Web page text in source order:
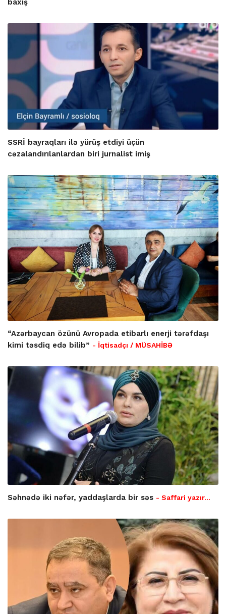
baxış
SSRİ bayraqları ilə yürüş etdiyi üçün
cəzalandırılanlardan biri jurnalist imiş
“Azərbaycan özünü Avropada etibarlı enerji tərəfdaşı
kimi təsdiq edə bilib” - İqtisadçı / MÜSAHİBƏ
Səhnədə iki nəfər, yaddaşlarda bir səs - Saffari yazır…